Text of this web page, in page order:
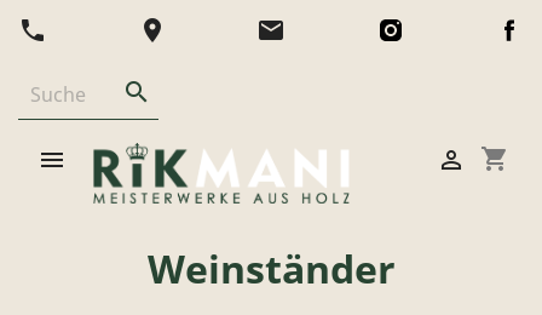
phone location_on email

 shopping_cart

Weinständer